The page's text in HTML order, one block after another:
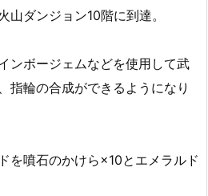
山ダンジョン10階に到達。
ンボージェムなどを使用して武
指輪の合成ができるようになり
を噴石のかけら×10とエメラルド